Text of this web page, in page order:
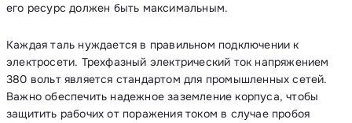
его ресурс должен быть максимальным.
Каждая таль нуждается в правильном подключении к
электросети. Трехфазный электрический ток напряжением
380 вольт является стандартом для промышленных сетей.
Важно обеспечить надежное заземление корпуса, чтобы
защитить рабочих от поражения током в случае пробоя